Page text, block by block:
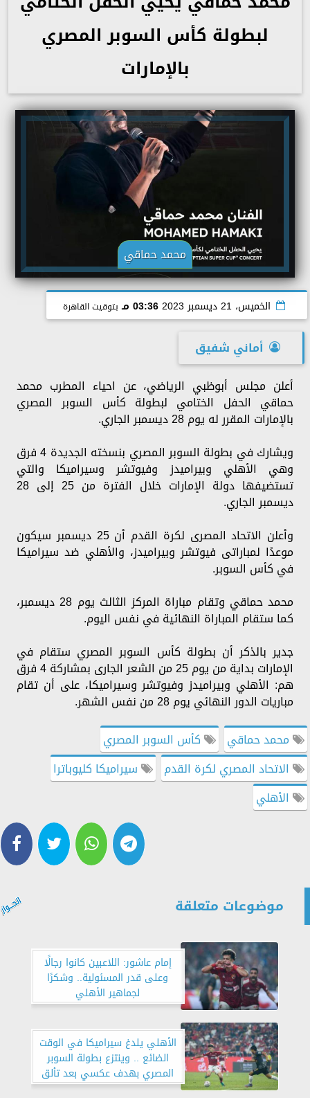
لبطولة كأس السوبر المصري
بالإمارات
محمد حماقي
الخميس، 21 ديسمبر 2023 03:36 مـ بتوقيت القاهرة
أماني شفيق
أعلن مجلس أبوظبي الرياضي، عن احياء المطرب محمد
حماقي الحفل الختامي لبطولة كأس السوبر المصري
بالإمارات المقرر له يوم 28 ديسمبر الجاري.
ويشارك في بطولة السوبر المصري بنسخته الجديدة 4 فرق
وهي الأهلي وبيراميدز وفيوتشر وسيراميكا والتي
تستضيفها دولة الإمارات خلال الفترة من 25 إلى 28
ديسمبر الجاري.
وأعلن الاتحاد المصرى لكرة القدم أن 25 ديسمبر سيكون
موعدًا لمباراتى فيوتشر وبيراميدز، والأهلي ضد سيراميكا
في كأس السوبر.
محمد حماقي وتقام مباراة المركز الثالث يوم 28 ديسمبر،
كما ستقام المباراة النهائية في نفس اليوم.
جدير بالذكر أن بطولة كأس السوبر المصري ستقام في
الإمارات بداية من يوم 25 من الشعر الجارى بمشاركة 4 فرق
هم: الأهلي وبيراميدز وفيوتشر وسيراميكا، على أن تقام
مباريات الدور النهائي يوم 28 من نفس الشهر.
محمد حماقي
كأس السوبر المصري
الاتحاد المصري لكرة القدم
سيراميكا كليوباترا
الأهلي
موضوعات متعلقة
إمام عاشور: اللاعبين كانوا رجالًا
وعلى قدر المسئولية.. وشكرًا
لجماهير الأهلي
الأهلي يلدغ سيراميكا في الوقت
الضائع .. وينتزع بطولة السوبر
المصري بهدف عكسي بعد تألق
إمام عاشور